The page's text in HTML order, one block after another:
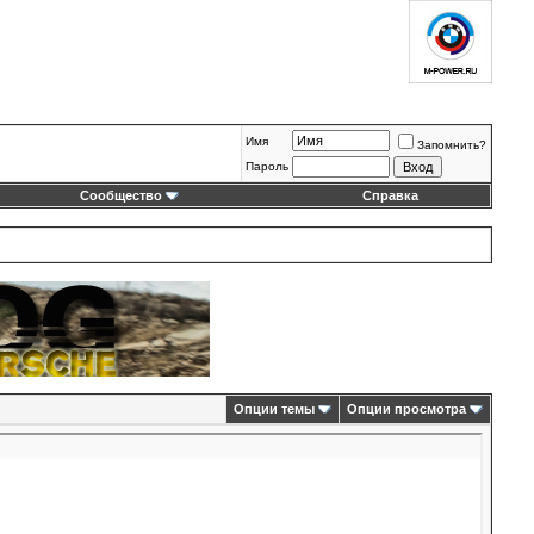
Имя
Запомнить?
Пароль
Сообщество Справка
Опции темы Опции просмотра